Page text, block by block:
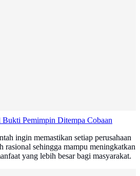
Pemimpin Ditempa Cobaan
ingin memastikan setiap perusahaan
rasional sehingga mampu meningkatkan
yang lebih besar bagi masyarakat.